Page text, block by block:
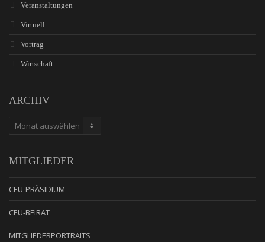
Veranstaltungen
Virtuell
Vortrag
Wirtschaft
ARCHIV
ARCHIV
MITGLIEDER
CEU-PRÄSIDIUM
CEU-BEIRAT
MITGLIEDERPORTRAITS